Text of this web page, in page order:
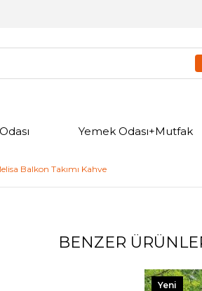
Yemek Odası+Mutfak
Balkon Takımı Kahve
BENZER
Yeni